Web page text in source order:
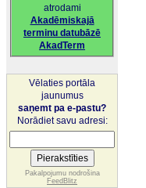
atrodami
Akadēmiskajā
terminu datubāzē
AkadTerm
Vēlaties portāla
jaunumus
saņemt pa e-pastu?
Norādiet savu adresi:
Pakalpojumu nodrošina
FeedBlitz